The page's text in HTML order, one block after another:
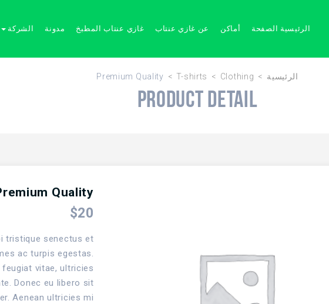
الرئيسية الصفحة أماكن عن غازي عنتاب غازي عنتاب المطبخ مدونة الشركة
الرئيسية Clothing
T-shirts
Premium Quality
Product Detail
Quality
$20
tristique senectus et
ac turpis egestas.
vitae, ultricies
Donec eu libero sit
Aenean ultricies mi